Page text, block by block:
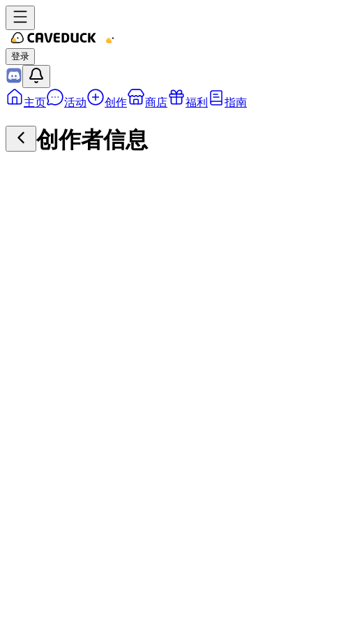
登录
主页 活动 创作 商店 福利 指南
创作者信息